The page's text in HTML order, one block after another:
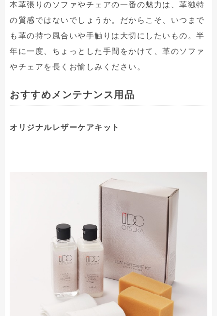
本革張りのソファやチェアの一番の魅力は、革独特
の質感ではないでしょうか。だからこそ、いつまで
も革の持つ風合いや手触りは大切にしたいもの。半
年に一度、ちょっとした手間をかけて、革のソファ
やチェアを長くお愉しみください。
おすすめメンテナンス用品
オリジナルレザーケアキット